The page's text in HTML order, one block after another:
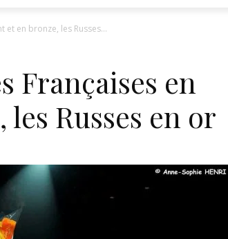
et en bronze, les Russes...
Françaises en
Russes en or